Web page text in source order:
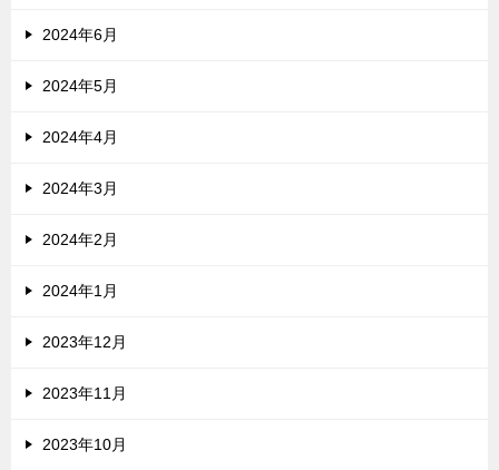
2024年6月
2024年5月
2024年4月
2024年3月
2024年2月
2024年1月
2023年12月
2023年11月
2023年10月